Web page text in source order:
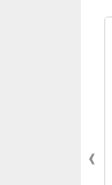
‹